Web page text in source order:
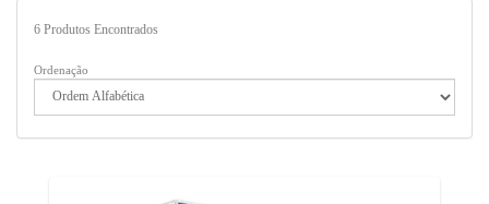
6 Produtos Encontrados
Ordenação